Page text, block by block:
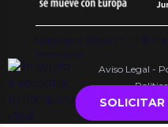
SOLICITAR
Copyright {{ date('Y') }} ®
reservados
Aviso Legal -